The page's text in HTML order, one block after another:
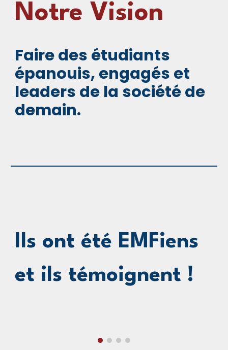
Notre Vision
Faire des étudiants
épanouis, engagés et
leaders de la société de
demain.
Ils ont été EMFiens
et ils témoignent !